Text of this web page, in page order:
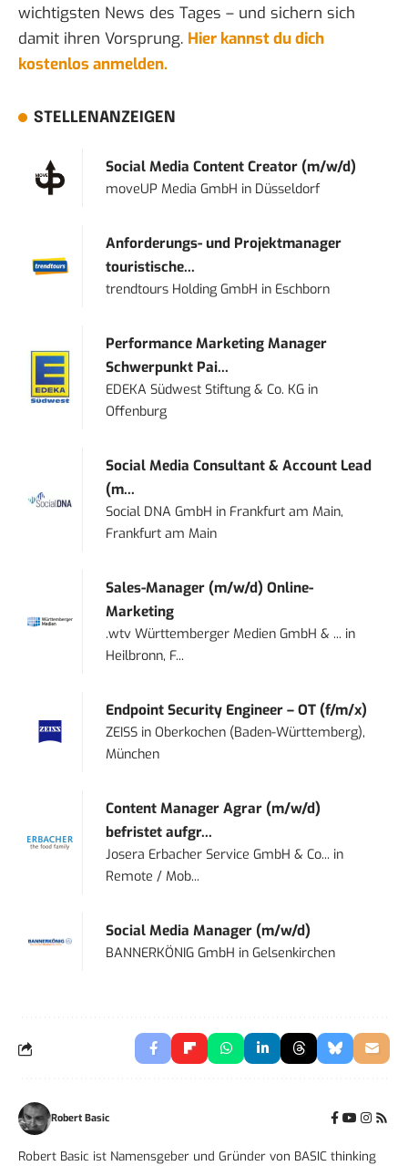
wichtigsten News des Tages – und sichern sich
damit ihren Vorsprung. Hier kannst du dich
kostenlos anmelden.
STELLENANZEIGEN
Social Media Content Creator (m/w/d)
moveUP Media GmbH in Düsseldorf
Anforderungs- und Projektmanager
touristische...
trendtours Holding GmbH in Eschborn
Performance Marketing Manager
Schwerpunkt Pai...
EDEKA Südwest Stiftung & Co. KG in
Offenburg
Social Media Consultant & Account Lead
(m...
Social DNA GmbH in Frankfurt am Main,
Frankfurt am Main
Sales-Manager (m/w/d) Online-
Marketing
.wtv Württemberger Medien GmbH & ... in
Heilbronn, F...
Endpoint Security Engineer – OT (f/m/x)
ZEISS inOberkochen (Baden-Württemberg),
München
Content Manager Agrar (m/w/d)
befristet aufgr...
Josera Erbacher Service GmbH & Co... in
Remote / Mob...
Social Media Manager (m/w/d)
BANNERKÖNIG GmbH inGelsenkirchen
Robert Basic
Robert Basic ist Namensgeber und Gründer von BASIC thinking